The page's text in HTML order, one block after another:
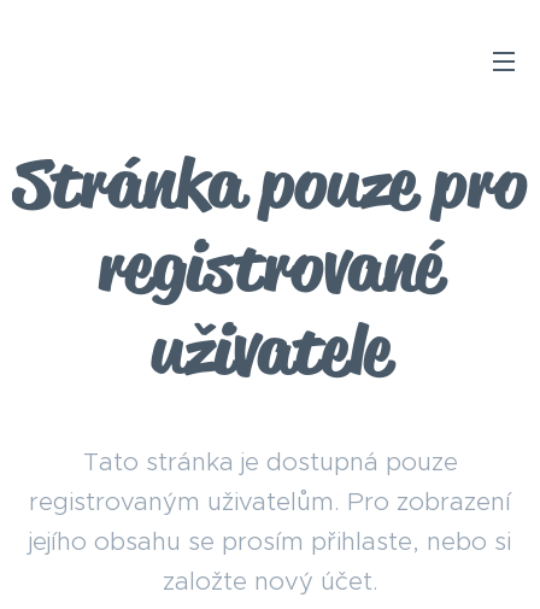
Stránka pouze pro
registrované
uživatele
Tato stránka je dostupná pouze
registrovaným uživatelům. Pro zobrazení
jejího obsahu se prosím přihlaste, nebo si
založte nový účet.